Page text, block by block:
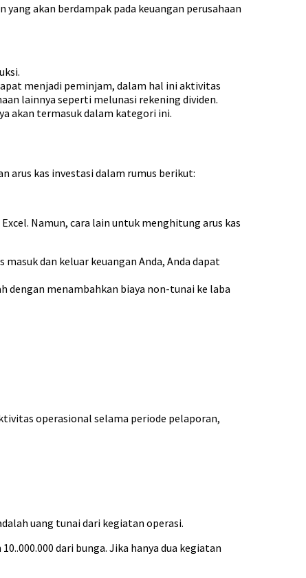
akan berdampak pada keuangan perusahaan
menjadi peminjam, dalam hal ini aktivitas
lainnya seperti melunasi rekening dividen.
akan termasuk dalam kategori ini.
arus kas investasi dalam rumus berikut:
Namun, cara lain untuk menghitung arus kas
dan keluar keuangan Anda, Anda dapat
dengan menambahkan biaya non-tunai ke laba
operasional selama periode pelaporan,
uang tunai dari kegiatan operasi.
dari bunga. Jika hanya dua kegiatan